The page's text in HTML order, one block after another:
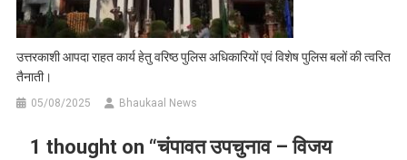
उत्तरकाशी आपदा राहत कार्य हेतु वरिष्ठ पुलिस अधिकारियों एवं विशेष पुलिस बलों की त्वरित
तैनाती।
05/08/2025 Bhaukaal News
1 thought on “चंपावत उपचुनाव – विजय